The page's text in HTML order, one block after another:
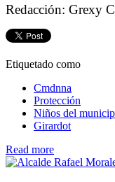
Redacción: Grexy
Etiquetado como
Cmdnna
Protección
Niños del
Girardot
Read more